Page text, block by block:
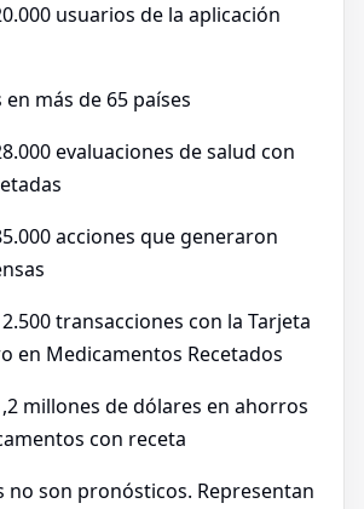
usuarios de la aplicación
más de 65 países
evaluaciones de salud con
acciones que generaron
transacciones con la Tarjeta
en Medicamentos Recetados
millones de dólares en ahorros
con receta
no son pronósticos. Representan